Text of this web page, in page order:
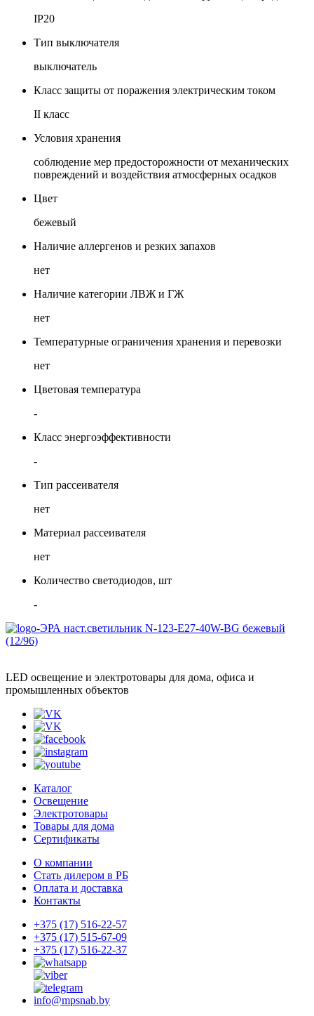
IP20
Тип выключателя
выключатель
Класс защиты от поражения электрическим током
II класс
Условия хранения
соблюдение мер предосторожности от механических
повреждений и воздействия атмосферных осадков
Цвет
бежевый
Наличие аллергенов и резких запахов
нет
Наличие категории ЛВЖ и ГЖ
нет
Температурные ограничения хранения и перевозки
нет
Цветовая температура
-
Класс энергоэффективности
-
Тип рассеивателя
нет
Материал рассеивателя
нет
Количество светодиодов, шт
-
LED освещение и электротовары для дома, офиса и
промышленных объектов
Каталог
Освещение
Электротовары
Товары для дома
Сертификаты
О компании
Стать дилером в РБ
Оплата и доставка
Контакты
+375 (17) 516-22-57
+375 (17) 515-67-09
+375 (17) 516-22-37
info@mpsnab.by